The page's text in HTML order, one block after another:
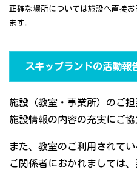
正確な場所については施設へ直接
ます。
スキップランドの活動報
施設（教室・事業所）のご担
施設情報の内容の充実にご
また、教室のご利用されて
ご関係者におかれましては